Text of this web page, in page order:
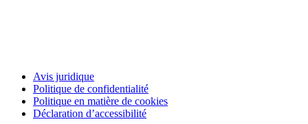
Avis juridique
Politique de confidentialité
Politique en matière de cookies
Déclaration d’accessibilité